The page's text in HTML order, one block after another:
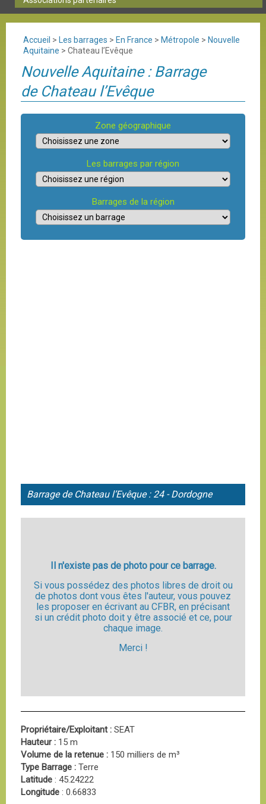
Accueil > Les barrages > En France > Métropole > Nouvelle
Aquitaine > Chateau l’Evêque
Nouvelle Aquitaine : Barrage
de Chateau l’Evêque
Zone géographique
Les barrages par région
Barrages de la région
Barrage de Chateau l’Evêque : 24 - Dordogne
Il n'existe pas de photo pour ce barrage.
Si vous possédez des photos libres de droit ou
de photos dont vous êtes l'auteur, vous pouvez
les proposer en écrivant au CFBR, en précisant
si un crédit photo doit y être associé et ce, pour
chaque image.
Merci !
Propriétaire/Exploitant : SEAT
Hauteur : 15 m
Volume de la retenue : 150 milliers de m³
Type Barrage : Terre
Latitude : 45.24222
Longitude : 0.66833